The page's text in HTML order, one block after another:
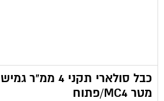
מטר MC4/פתוח